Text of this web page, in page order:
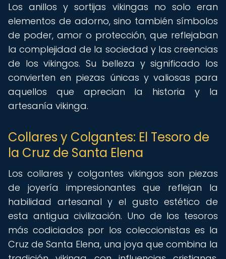
Los anillos y sortijas vikingas no solo eran
elementos de adorno, sino también símbolos
de poder, amor o protección, que reflejaban
la complejidad de la sociedad y las creencias
de los vikingos. Su belleza y significado los
convierten en piezas únicas y valiosas para
aquellos que aprecian la historia y la
artesanía vikinga.
Collares y Colgantes: El Tesoro de
la Cruz de Santa Elena
Los collares y colgantes vikingos son piezas
de joyería impresionantes que reflejan la
habilidad artesanal y el gusto estético de
esta antigua civilización. Uno de los tesoros
más codiciados por los coleccionistas es la
Cruz de Santa Elena, una joya que combina la